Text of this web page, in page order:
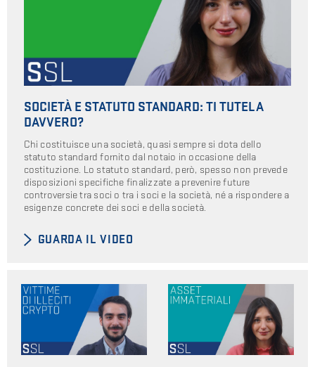
SOCIETÀ E STATUTO STANDARD: TI TUTELA
DAVVERO?
Chi costituisce una società, quasi sempre si dota dello
statuto standard fornito dal notaio in occasione della
costituzione. Lo statuto standard, però, spesso non prevede
disposizioni specifiche finalizzate a prevenire future
controversie tra soci o tra i soci e la società, né a rispondere a
esigenze concrete dei soci e della società.
GUARDA IL VIDEO